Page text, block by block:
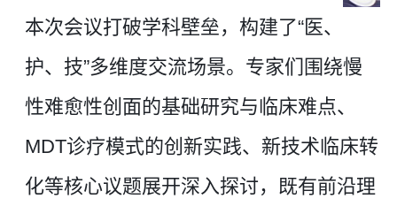
本次会议打破学科壁垒，构建了“医、
护、技”多维度交流场景。专家们围绕慢
性难愈性创面的基础研究与临床难点、
MDT诊疗模式的创新实践、新技术临床转
化等核心议题展开深入探讨，既有前沿理